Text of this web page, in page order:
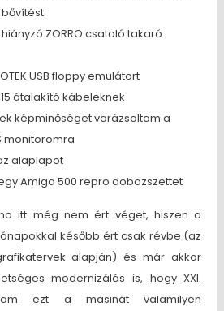
ZORRO csatoló takaró
USB floppy emulátort
átalakító kábeleknek
képminőséget varázsoltam a
monitoromra
alaplapot
Amiga 500 repro dobozszettet
itt még nem ért véget, hiszen a
később ért csak révbe (az
alapján) és már akkor
modernizálás is, hogy XXI.
ezt a masinát valamilyen